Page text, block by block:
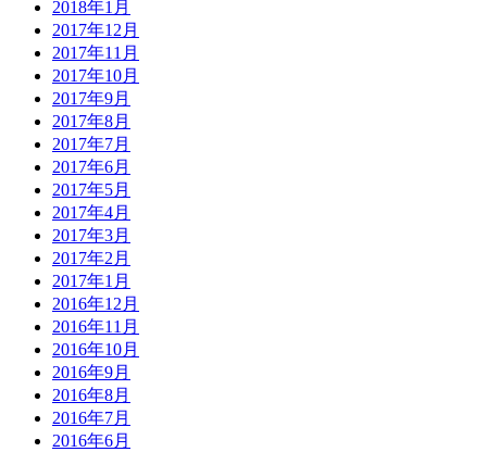
2018年1月
2017年12月
2017年11月
2017年10月
2017年9月
2017年8月
2017年7月
2017年6月
2017年5月
2017年4月
2017年3月
2017年2月
2017年1月
2016年12月
2016年11月
2016年10月
2016年9月
2016年8月
2016年7月
2016年6月